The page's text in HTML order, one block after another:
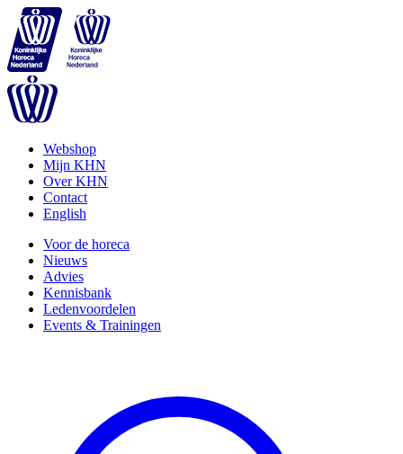
Webshop
Mijn KHN
Over KHN
Contact
English
Voor de horeca
Nieuws
Advies
Kennisbank
Ledenvoordelen
Events & Trainingen